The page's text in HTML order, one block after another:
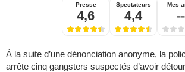
Presse
4,6
Spectateurs
4,4
Mes
--
À la suite d’une dénonciation anonyme, la
arrête cinq gangsters suspectés d’avoir